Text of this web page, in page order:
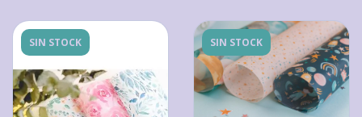
SIN STOCK SIN STOCK